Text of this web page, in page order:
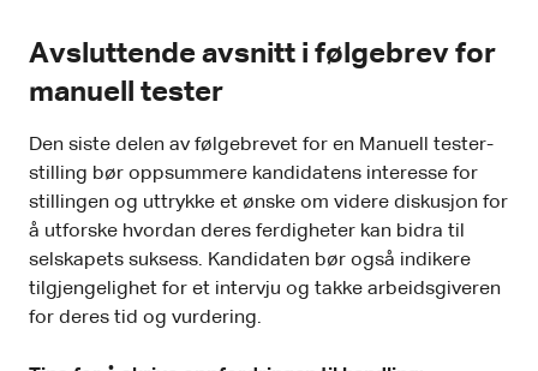
Avsluttende avsnitt i følgebrev for
manuell tester
Den siste delen av følgebrevet for en Manuell tester-
stilling bør oppsummere kandidatens interesse for
stillingen og uttrykke et ønske om videre diskusjon for
å utforske hvordan deres ferdigheter kan bidra til
selskapets suksess. Kandidaten bør også indikere
tilgjengelighet for et intervju og takke arbeidsgiveren
for deres tid og vurdering.